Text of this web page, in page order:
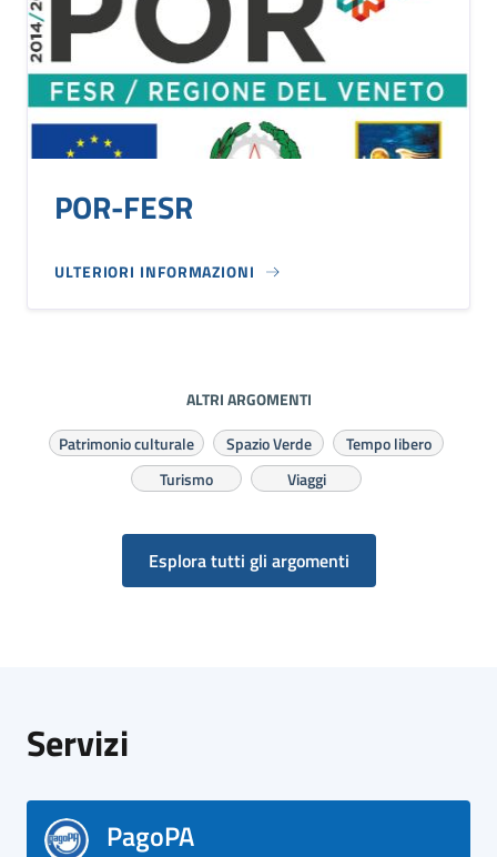
POR-FESR
ULTERIORI INFORMAZIONI
ALTRI ARGOMENTI
Patrimonio culturale
Spazio Verde
Tempo libero
Turismo
Viaggi
Esplora tutti gli argomenti
Servizi
PagoPA